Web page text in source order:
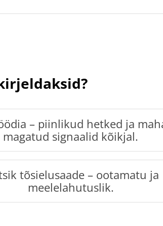
– piinlikud hetked ja
magatud signaalid kõikjal.
tõsielusaade – ootamatu ja
meelelahutuslik.